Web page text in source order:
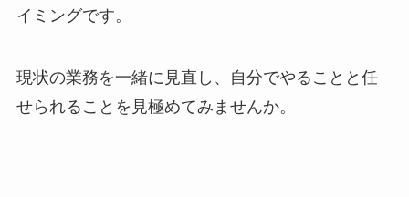
イミングです。
現状の業務を一緒に見直し、自分でやることと任
せられることを見極めてみませんか。